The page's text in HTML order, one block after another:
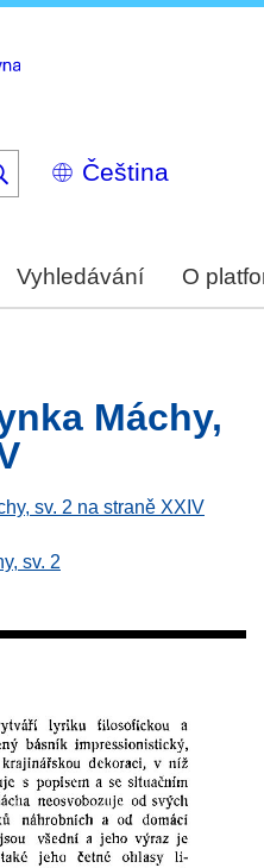
Select
your
Vyhledávání O
Máchy,
sv. 2 na straně XXIV
sv. 2